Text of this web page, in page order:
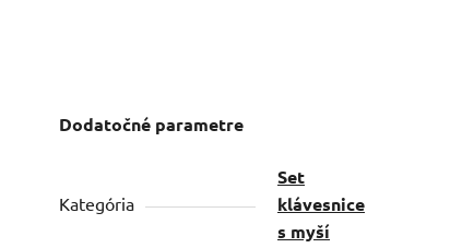
Dodatočné parametre
Kategória
Set
klávesnice
s myší